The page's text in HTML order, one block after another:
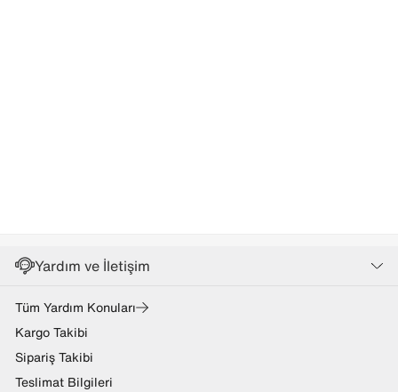
Yardım ve İletişim
Tüm Yardım Konuları
Kargo Takibi
Sipariş Takibi
Teslimat Bilgileri